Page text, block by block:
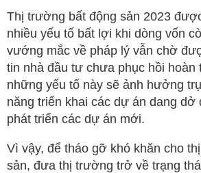
Thị trường bất động sản 2023
nhiều yếu tố bất lợi khi dòng vốn
vướng mắc về pháp lý vẫn chờ
tin nhà đầu tư chưa phục hồi
những yếu tố này sẽ ảnh hưởng
năng triển khai các dự án dang
phát triển các dự án mới.
Vì vậy, để tháo gỡ khó khăn cho
sản, đưa thị trường trở về trạng